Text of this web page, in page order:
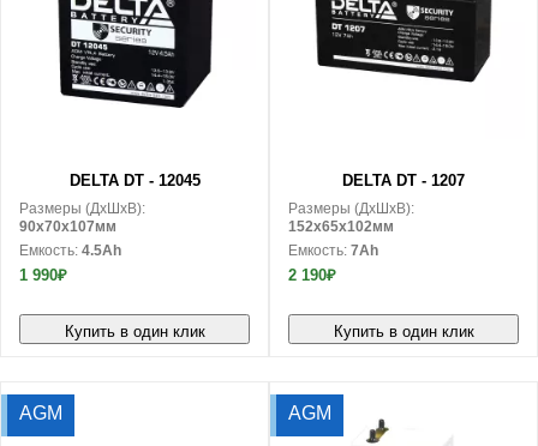
DELTA DT - 12045
Размеры (ДxШxВ):
90x70x107мм
Емкость: 4.5Ah
1 990₽
Купить в один клик
DELTA DT - 1207
Размеры (ДxШxВ):
152x65x102мм
Емкость: 7Ah
2 190₽
Купить в один клик
AGM AGM